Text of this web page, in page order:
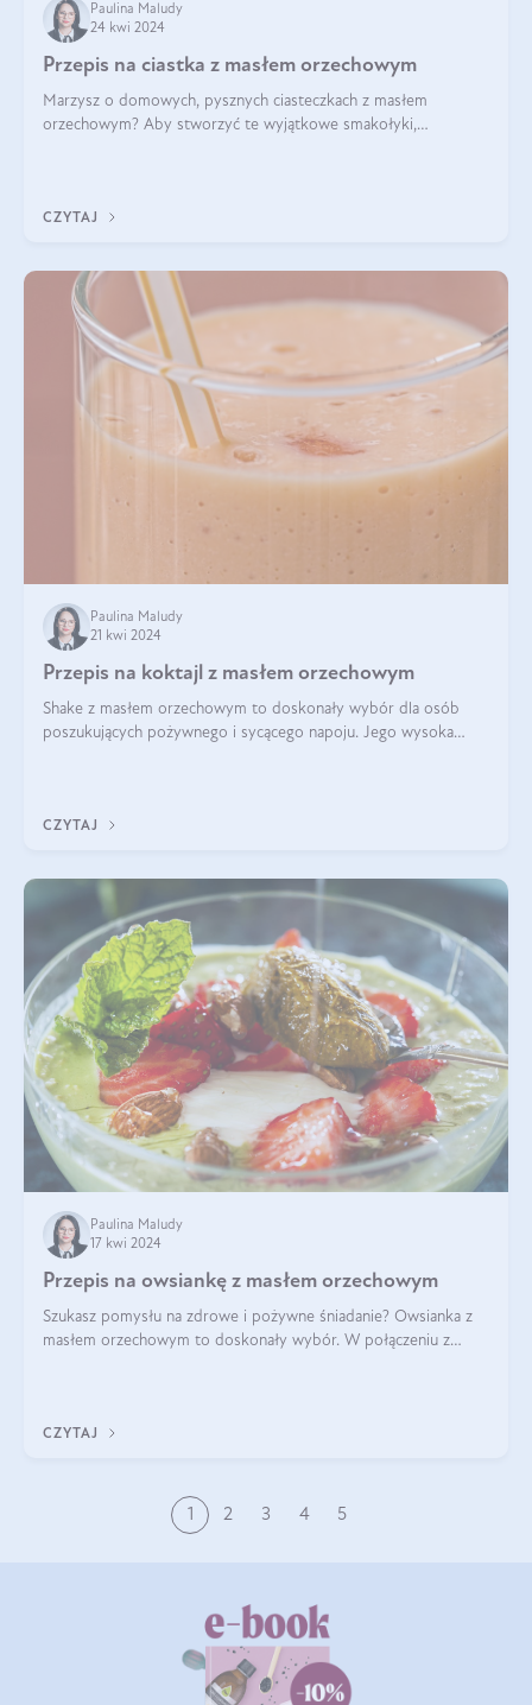
Paulina Maludy
24 kwi 2024
Przepis na ciastka z masłem orzechowym
Marzysz o domowych, pysznych ciasteczkach z masłem
orzechowym? Aby stworzyć te wyjątkowe smakołyki,
CZYTAJ
Paulina Maludy
21 kwi 2024
Przepis na koktajl z masłem orzechowym
Shake z masłem orzechowym to doskonały wybór dla osób
poszukujących pożywnego i sycącego napoju. Jego wysoka
CZYTAJ
Paulina Maludy
17 kwi 2024
Przepis na owsiankę z masłem orzechowym
Szukasz pomysłu na zdrowe i pożywne śniadanie? Owsianka z
masłem orzechowym to doskonały wybór. W połączeniu z
CZYTAJ
1 2 3 4 5